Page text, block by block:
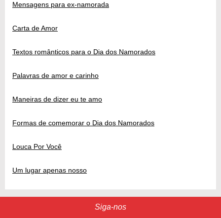
Mensagens para ex-namorada
Carta de Amor
Textos românticos para o Dia dos Namorados
Palavras de amor e carinho
Maneiras de dizer eu te amo
Formas de comemorar o Dia dos Namorados
Louca Por Você
Um lugar apenas nosso
Siga-nos